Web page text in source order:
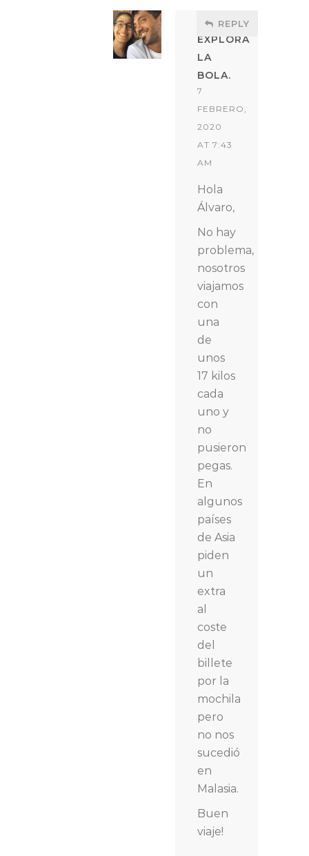
EXPLORA
LA
BOLA.
7
FEBRERO,
2020
AT 7:43
AM
REPLY
Hola
Álvaro,
No hay
problema,
nosotros
viajamos
con
una
de
unos
17 kilos
cada
uno y
no
pusieron
pegas.
En
algunos
países
de Asia
piden
un
extra
al
coste
del
billete
por la
mochila
pero
no nos
sucedió
en
Malasia.
Buen
viaje!